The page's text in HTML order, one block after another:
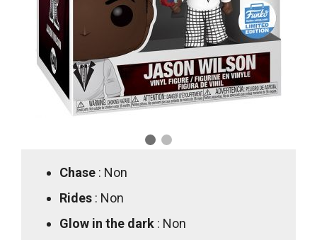
Chase : Non
Rides : Non
Glow in the dark : Non